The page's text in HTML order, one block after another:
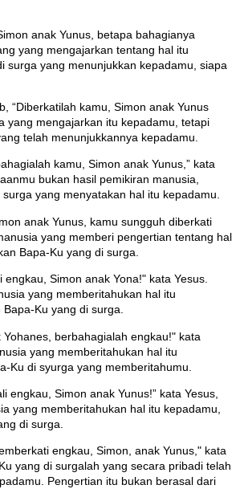
anak Yunus, betapa bahagianya
yang mengajarkan tentang hal itu
surga yang menunjukkan kepadamu, siapa
“Diberkatilah kamu, Simon anak Yunus
yang mengajarkan itu kepadamu, tetapi
telah menunjukkannya kepadamu.
kamu, Simon anak Yunus,” kata
bukan hasil pemikiran manusia,
yang menyatakan hal itu kepadamu.
anak Yunus, kamu sungguh diberkati
yang memberi pengertian tentang hal
Bapa-Ku yang di surga.
engkau, Simon anak Yona!" kata Yesus.
yang memberitahukan hal itu
Ku yang di surga.
Yohanes, berbahagialah engkau!" kata
yang memberitahukan hal itu
Ku di syurga yang memberitahumu.
engkau, Simon anak Yunus!” kata Yesus,
yang memberitahukan hal itu kepadamu,
di surga.
engkau, Simon, anak Yunus," kata
yang di surgalah yang secara pribadi telah
Pengertian itu bukan berasal dari